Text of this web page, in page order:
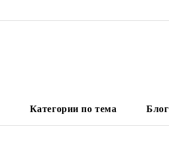
Категории по тема Блог